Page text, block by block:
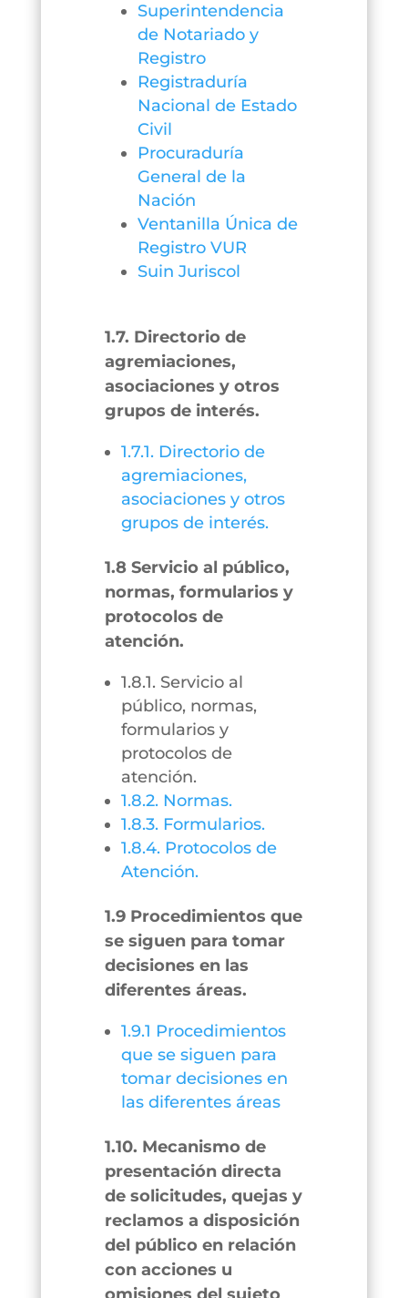
Superintendencia
de Notariado y
Registro
Registraduría
Nacional de Estado
Civil
Procuraduría
General de la
Nación
Ventanilla Única de
Registro VUR
Suin Juriscol
1.7. Directorio de
agremiaciones,
asociaciones y otros
grupos de interés.
1.7.1. Directorio de
agremiaciones,
asociaciones y otros
grupos de interés.
1.8 Servicio al público,
normas, formularios y
protocolos de
atención.
1.8.1. Servicio al
público, normas,
formularios y
protocolos de
atención.
1.8.2. Normas.
1.8.3. Formularios.
1.8.4. Protocolos de
Atención.
1.9 Procedimientos que
se siguen para tomar
decisiones en las
diferentes áreas.
1.9.1 Procedimientos
que se siguen para
tomar decisiones en
las diferentes áreas
1.10. Mecanismo de
presentación directa
de solicitudes, quejas y
reclamos a disposición
del público en relación
con acciones u